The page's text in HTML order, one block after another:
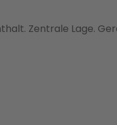
Zentrale Lage.